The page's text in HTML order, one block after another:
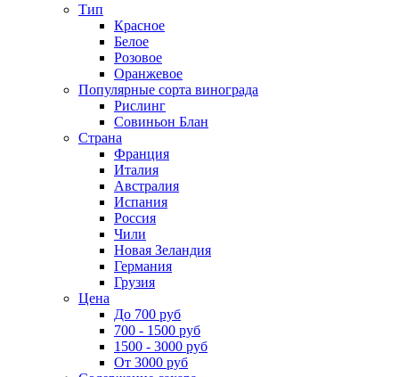
Тип
Красное
Белое
Розовое
Оранжевое
Популярные сорта винограда
Рислинг
Совиньон Блан
Страна
Франция
Италия
Австралия
Испания
Россия
Чили
Новая Зеландия
Германия
Грузия
Цена
До 700 руб
700 - 1500 руб
1500 - 3000 руб
От 3000 руб